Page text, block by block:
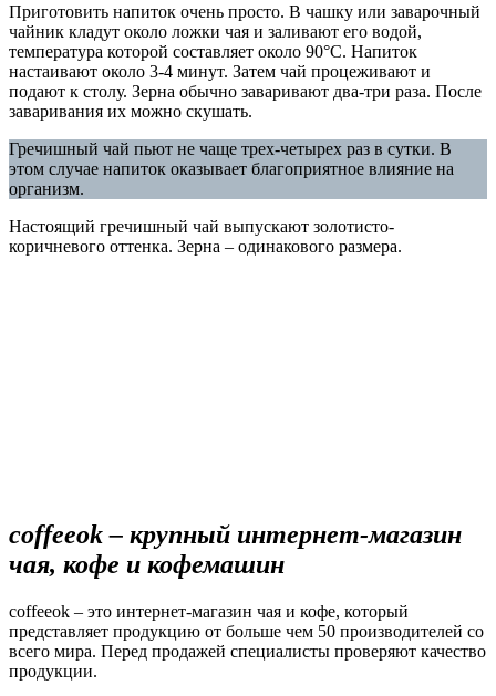
Приготовить напиток очень просто. В чашку или заварочный
чайник кладут около ложки чая и заливают его водой,
температура которой составляет около 90°C. Напиток
настаивают около 3-4 минут. Затем чай процеживают и
подают к столу. Зерна обычно заваривают два-три раза. После
заваривания их можно скушать.
Гречишный чай пьют не чаще трех-четырех раз в сутки. В
этом случае напиток оказывает благоприятное влияние на
организм.
Настоящий гречишный чай выпускают золотисто-
коричневого оттенка. Зерна – одинакового размера.
coffeeok – крупный интернет-магазин
чая, кофе и кофемашин
coffeeok – это интернет-магазин чая и кофе, который
представляет продукцию от больше чем 50 производителей со
всего мира. Перед продажей специалисты проверяют качество
продукции.